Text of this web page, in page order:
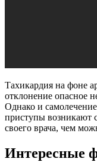
Тахикардия на фоне
отклонение опасное
Однако и
приступы возникают
своего врача, чем
Интересные